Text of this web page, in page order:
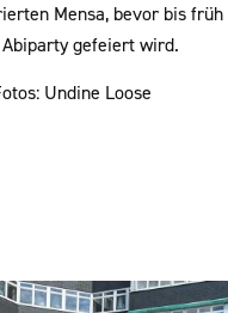
Mensa, bevor bis
gefeiert wird.
Undine Loose